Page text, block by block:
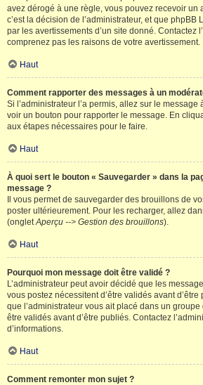
avez dérogé à une règle, vous pouvez recevoir un
c’est la décision de l’administrateur, et que phpBB
par les avertissements d’un site donné. Contactez
comprenez pas les raisons de votre avertissement.
Haut
Comment rapporter des messages à un
Si l’administrateur l’a permis, allez sur le
voir un bouton pour rapporter le message. En
aux étapes nécessaires pour le faire.
Haut
À quoi sert le bouton « Sauvegarder » dans la
message ?
Il vous permet de sauvegarder des brouillons de
poster ultérieurement. Pour les recharger, allez
(ongletAperçu --> Gestion des brouillons).
Haut
Pourquoi mon message doit être validé ?
L’administrateur peut avoir décidé que les
vous postez nécessitent d’être validés avant
que l’administrateur vous ait placé dans un
être validés avant d’être publiés. Contactez
d’informations.
Haut
Comment remonter mon sujet ?